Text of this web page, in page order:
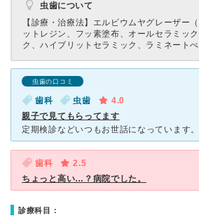
虫歯について
【診療・治療法】 エルビウムヤグレーザー
ットレジン、フッ素塗布、オールセラミッ
ク、ハイブリットセラミック、ラミネート
虫歯の口コミ
歯科 虫歯
4.0
親子で見てもらってます
歯科
2.5
ちょっと高い…？病院でした。
診療科目：